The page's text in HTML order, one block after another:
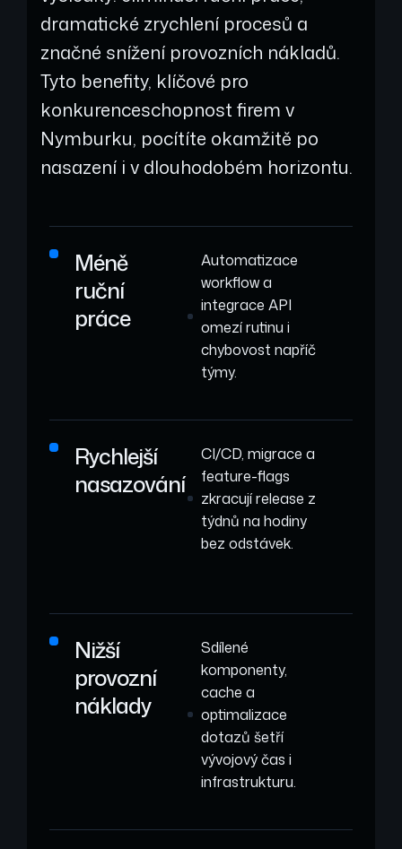
dramatické zrychlení procesů a
značné snížení provozních nákladů.
Tyto benefity, klíčové pro
konkurenceschopnost firem v
Nymburku, pocítíte okamžitě po
nasazení i v dlouhodobém horizontu.
Méně
ruční
práce
Automatizace
workflow a
integrace API
omezí rutinu i
chybovost napříč
týmy.
Rychlejší
nasazování
CI/CD, migrace a
feature-flags
zkracují release z
týdnů na hodiny
bez odstávek.
Nižší
provozní
náklady
Sdílené
komponenty,
cache a
optimalizace
dotazů šetří
vývojový čas i
infrastrukturu.